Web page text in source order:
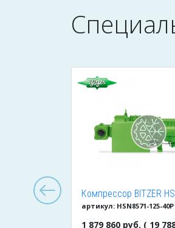
Компрессор BITZER
125-40P
артикул: HSN8571-125-40P
1 879 860 руб. ( 19